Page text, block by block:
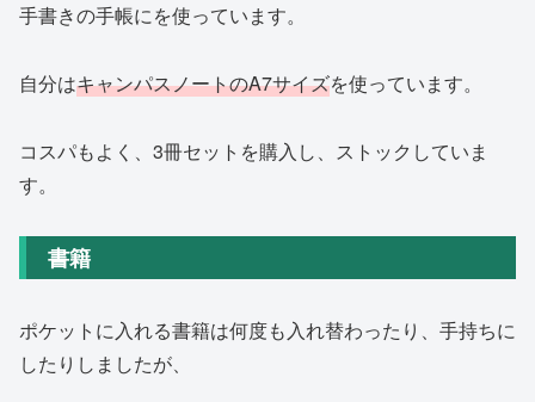
手書きの手帳にを使っています。
自分はキャンパスノートのA7サイズを使っています。
コスパもよく、3冊セットを購入し、ストックしていま
す。
書籍
ポケットに入れる書籍は何度も入れ替わったり、手持ちに
したりしましたが、